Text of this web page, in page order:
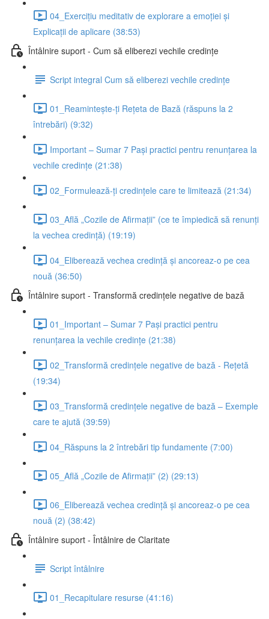
04_Exercițiu meditativ de explorare a emoției și
Explicații de aplicare (38:53)
Întâlnire suport - Cum să eliberezi vechile credințe
Script integral Cum să eliberezi vechile credințe
01_Reamintește-ți Rețeta de Bază (răspuns la 2
întrebări) (9:32)
Important – Sumar 7 Pași practici pentru renunțarea la
vechile credințe (21:38)
02_Formulează-ți credințele care te limitează (21:34)
03_Află „Cozile de Afirmații” (ce te împiedică să renunți
la vechea credință) (19:19)
04_Eliberează vechea credință și ancoreaz-o pe cea
nouă (36:50)
Întâlnire suport - Transformă credințele negative de bază
01_Important – Sumar 7 Pași practici pentru
renunțarea la vechile credințe (21:38)
02_Transformă credințele negative de bază - Rețetă
(19:34)
03_Transformă credințele negative de bază – Exemple
care te ajută (39:59)
04_Răspuns la 2 întrebări tip fundamente (7:00)
05_Află „Cozile de Afirmații” (2) (29:13)
06_Eliberează vechea credință și ancoreaz-o pe cea
nouă (2) (38:42)
Întâlnire suport - Întâlnire de Claritate
Script întâlnire
01_Recapitulare resurse (41:16)